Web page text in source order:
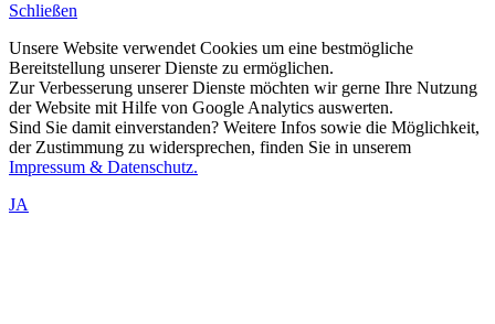
Schließen
Unsere Website verwendet Cookies um eine bestmögliche
Bereitstellung unserer Dienste zu ermöglichen.
Zur Verbesserung unserer Dienste möchten wir gerne Ihre Nutzung
der Website mit Hilfe von Google Analytics auswerten.
Sind Sie damit einverstanden? Weitere Infos sowie die Möglichkeit,
der Zustimmung zu widersprechen, finden Sie in unserem
Impressum & Datenschutz.
JA